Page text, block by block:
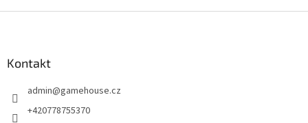
Kontakt
admin@gamehouse.cz
+420778755370